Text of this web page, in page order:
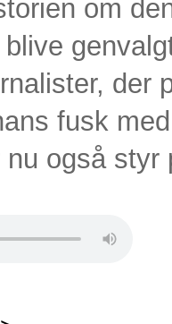
om
der
fusk
nu også